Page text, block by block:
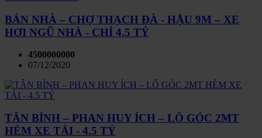
BÁN NHÀ – CHỢ THẠCH ĐÀ - HẬU 9M – XE
HƠI NGŨ NHÀ - CHỈ 4.5 TỶ
4500000000
07/12/2020
TÂN BÌNH – PHAN HUY ÍCH – LÔ GÓC 2MT
HẺM XE TẢI - 4.5 TỶ